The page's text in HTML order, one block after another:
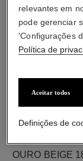
OURO BEIGE
relevantes em
pode gerenciar
'Configurações
Política de
Aceitar todos
Definições de